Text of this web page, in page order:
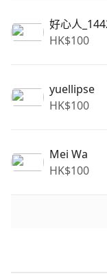
好心人
HK$100
yuellipse
HK$100
Mei Wa
HK$100